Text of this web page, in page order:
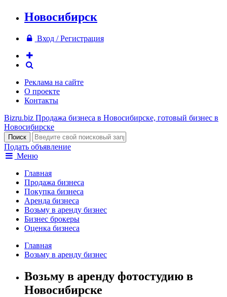
Новосибирск
Вход / Регистрация
Реклама на сайте
О проекте
Контакты
Bizru.biz Продажа бизнеса в Новосибирске, готовый бизнес в
Новосибирске
Подать объявление
Меню
Главная
Продажа бизнеса
Покупка бизнеса
Аренда бизнеса
Возьму в аренду бизнес
Бизнес брокеры
Оценка бизнеса
Главная
Возьму в аренду бизнес
Возьму в аренду фотостудию в
Новосибирске